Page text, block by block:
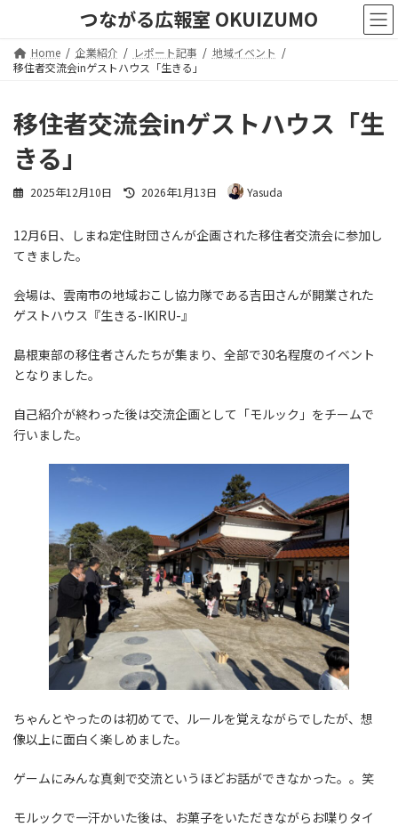
つながる広報室 OKUIZUMO
Home 企業紹介 レポート記事
地域イベント
移住者交流会inゲストハウス「生きる」
移住者交流会inゲストハウス「生
きる」
2025年12月10日
最
新
2026年1月13日 Yasuda
12月6日、しまね定住財団さんが企画された移住者交流会に参加し
てきました。
会場は、雲南市の地域おこし協力隊である吉田さんが開業された
ゲストハウス『生きる-IKIRU-』
島根東部の移住者さんたちが集まり、全部で30名程度のイベント
となりました。
自己紹介が終わった後は交流企画として「モルック」をチームで
行いました。
ちゃんとやったのは初めてで、ルールを覚えながらでしたが、想
像以上に面白く楽しめました。
ゲームにみんな真剣で交流というほどお話ができなかった。。笑
モルックで一汗かいた後は、お菓子をいただきながらお喋りタイ